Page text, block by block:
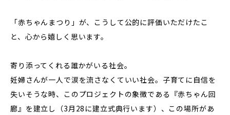
「赤ちゃんまつり」が、こうして公的に評価いただけたこ
と、心から嬉しく思います。
寄り添ってくれる誰かがいる社会。
妊婦さんが一人で涙を流さなくていい社会。子育てに自信を
失いそうな時、このプロジェクトの象徴である『赤ちゃん回
廊』を建立し（3月28に建立式典行います）、この場所があ